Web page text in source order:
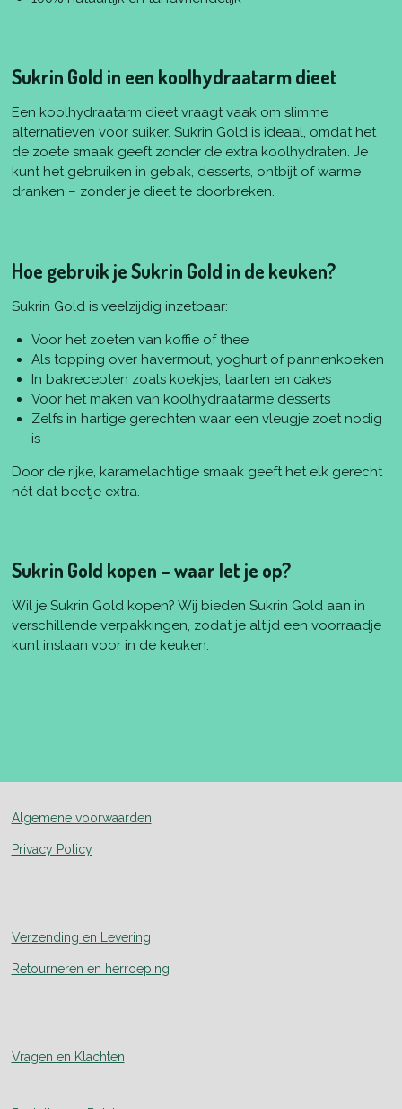
Sukrin Gold in een koolhydraatarm dieet
Een koolhydraatarm dieet vraagt vaak om slimme
alternatieven voor suiker. Sukrin Gold is ideaal, omdat het
de zoete smaak geeft zonder de extra koolhydraten. Je
kunt het gebruiken in gebak, desserts, ontbijt of warme
dranken – zonder je dieet te doorbreken.
Hoe gebruik je Sukrin Gold in de keuken?
Sukrin Gold is veelzijdig inzetbaar:
Voor het zoeten van koffie of thee
Als topping over havermout, yoghurt of pannenkoeken
In bakrecepten zoals koekjes, taarten en cakes
Voor het maken van koolhydraatarme desserts
Zelfs in hartige gerechten waar een vleugje zoet nodig
is
Door de rijke, karamelachtige smaak geeft het elk gerecht
nét dat beetje extra.
Sukrin Gold kopen – waar let je op?
Wil je Sukrin Gold kopen? Wij bieden Sukrin Gold aan in
verschillende verpakkingen, zodat je altijd een voorraadje
kunt inslaan voor in de keuken.
Algemene voorwaarden
Privacy Policy
Verzending en Levering
Retourneren en herroeping
Vragen en Klachten